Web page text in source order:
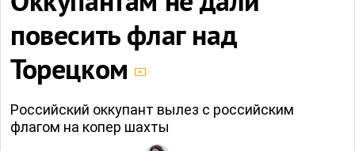
повесить флаг над
Торецком
Российский оккупант вылез с российским
флагом на копер шахты